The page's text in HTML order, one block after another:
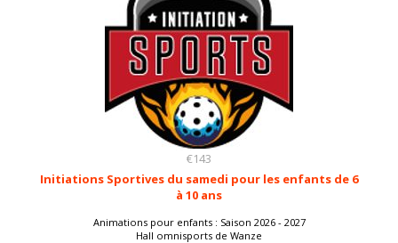
€143
Initiations Sportives du samedi pour les enfants de 6
à 10 ans
Animations pour enfants : Saison 2026 - 2027
Hall omnisports de Wanze